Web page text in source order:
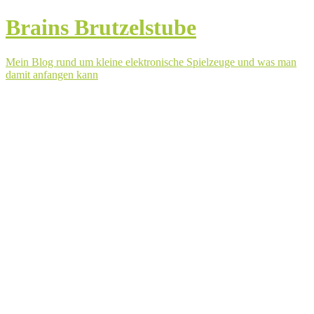
Brains Brutzelstube
Mein Blog rund um kleine elektronische Spielzeuge und was man
damit anfangen kann